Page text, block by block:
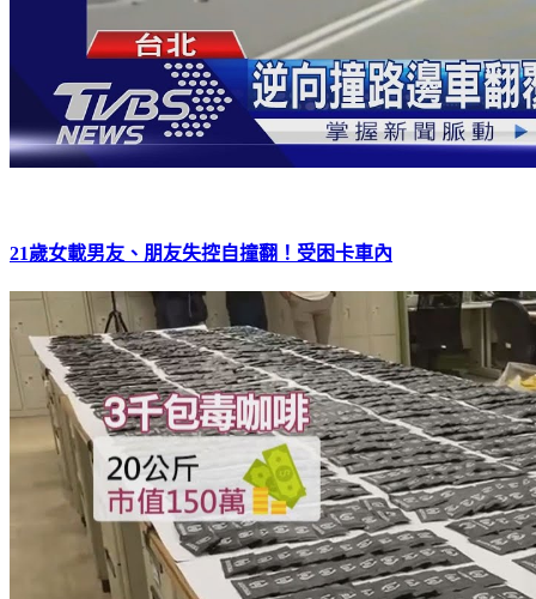
21歲女載男友、朋友失控自撞翻！受困卡車內